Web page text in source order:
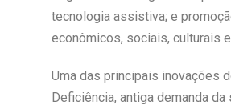
tecnologia assistiva; e
econômicos, sociais, culturais
Uma das principais inovações
Deficiência, antiga demanda